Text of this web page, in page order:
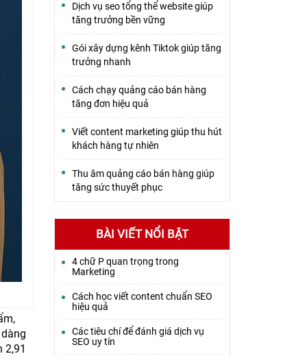
2,91
Dịch vụ seo tổng thể website giúp
tăng trưởng bền vững
Gói xây dựng kênh Tiktok giúp tăng
trưởng nhanh
Cách chạy quảng cáo bán hàng
tăng đơn hiệu quả
Viết content marketing giúp thu hút
khách hàng tự nhiên
Thu âm quảng cáo bán hàng giúp
tăng sức thuyết phục
BÀI VIẾT NỔI BẬT
4 chữ P quan trọng trong
Marketing
Cách học viết content chuẩn SEO
hiệu quả
Các tiêu chí để đánh giá dịch vụ
SEO uy tín